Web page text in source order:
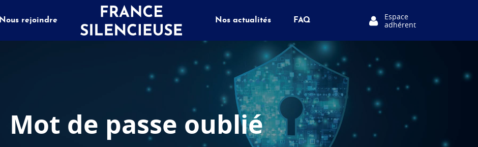
Nous rejoindre Nos actualités FAQ
Espace
adhérent
Mot de passe oublié